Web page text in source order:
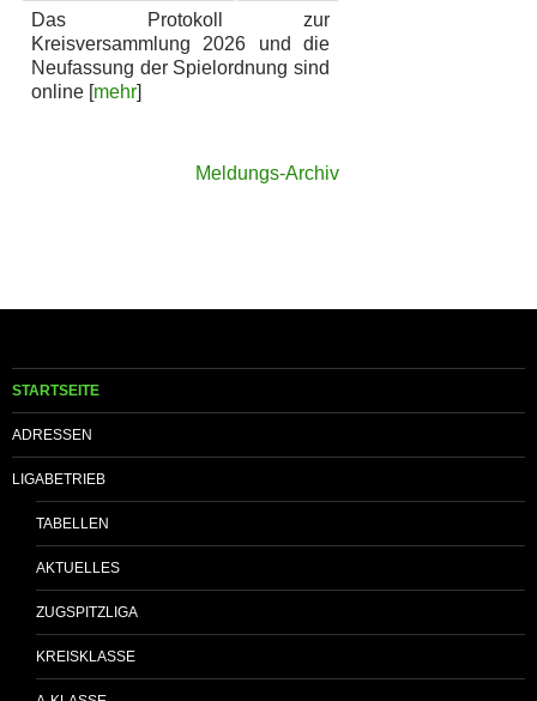
Das Protokoll zur
Kreisversammlung 2026 und die
Neufassung der Spielordnung sind
online [mehr]
Meldungs-Archiv
STARTSEITE
ADRESSEN
LIGABETRIEB
TABELLEN
AKTUELLES
ZUGSPITZLIGA
KREISKLASSE